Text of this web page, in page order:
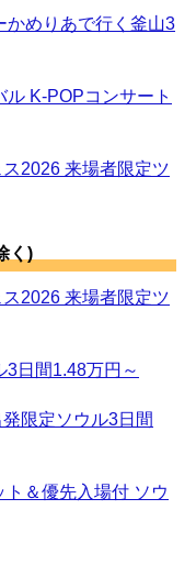
かめりあで行く釜山3
K-POPコンサート
2026 来場者限定ツ
く)
2026 来場者限定ツ
3日間1.48万円～
限定ソウル3日間
ト＆優先入場付 ソウ